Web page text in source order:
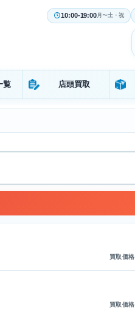
10:00-19:00月〜土・祝
覧 店頭買取
買取価格
買取価格